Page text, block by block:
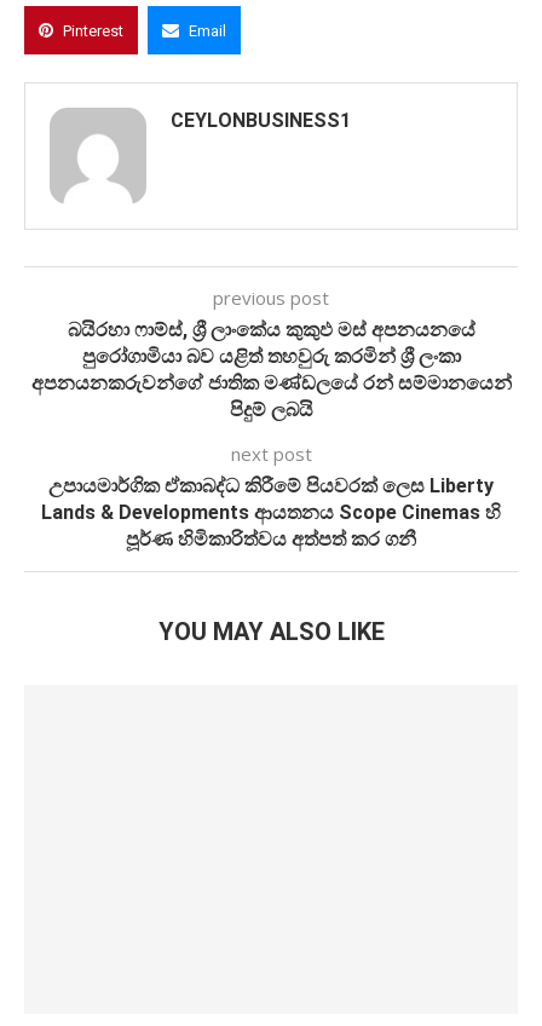
Pinterest Email
CEYLONBUSINESS1
previous post
බයිරහා ෆාම්ස්, ශ්‍රී ලාංකේය කුකුඵ මස් අපනයනයේ
පුරෝගාමියා බව යළිත් තහවුරු කරමින් ශ්‍රී ලංකා
අපනයනකරුවන්ගේ ජාතික මණ්ඩලයේ රන් සම්මානයෙන්
පිදුම් ලබයි
next post
උපායමාර්ගික ඒකාබද්ධ කිරීමේ පියවරක් ලෙස Liberty
Lands & Developments ආයතනය Scope Cinemas හි
පූර්ණ හිමිකාරිත්වය අත්පත් කර ගනී
YOU MAY ALSO LIKE